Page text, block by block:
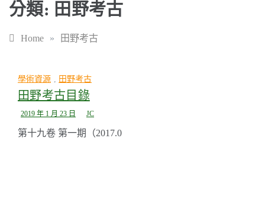
分類: 田野考古
Home » 田野考古
學術資源 田野考古
田野考古目錄
2019 年 1 月 23 日 JC
第十九卷 第一期（2017.0